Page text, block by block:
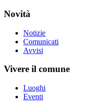
Novità
Notizie
Comunicati
Avvisi
Vivere il comune
Luoghi
Eventi